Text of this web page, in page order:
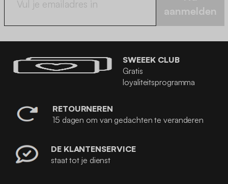
aanmelden
SWEEEK CLUB
Gratis
loyaliteitsprogramma
RETOURNEREN
15 dagen om van gedachten te veranderen
DE KLANTENSERVICE
staat tot je dienst